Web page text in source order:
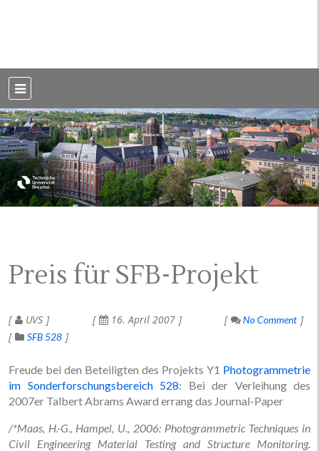
Dresden
Preis für SFB-Projekt
UVS 16. April 2007
No Comment
SFB 528
Freude bei den Beteiligten des Projekts Y1 Photogrammetrie
im Sonderforschungsbereich 528: Bei der Verleihung des
2007er Talbert Abrams Award errang das Journal-Paper
/*Maas, H.-G., Hampel, U., 2006: Photogrammetric Techniques in
Civil Engineering Material Testing and Structure Monitoring.